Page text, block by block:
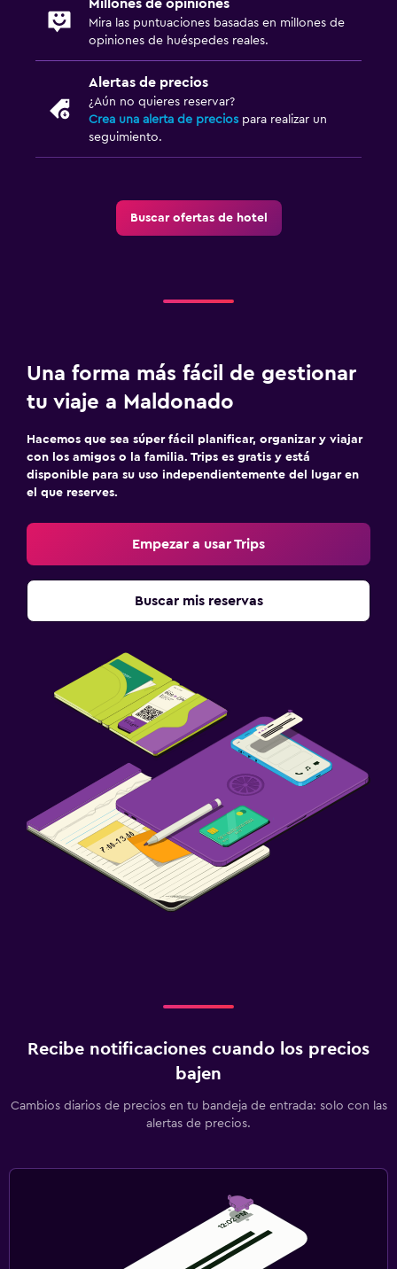
Millones de opiniones
Mira las puntuaciones basadas en millones de
opiniones de huéspedes reales.
Alertas de precios
¿Aún no quieres reservar?
Crea una alerta de precios para realizar un
seguimiento.
Buscar ofertas de hotel
Una forma más fácil de gestionar
tu viaje a Maldonado
Hacemos que sea súper fácil planificar, organizar y viajar
con los amigos o la familia. Trips es gratis y está
disponible para su uso independientemente del lugar en
el que reserves.
Empezar a usar Trips
Buscar mis reservas
Recibe notificaciones cuando los precios
bajen
Cambios diarios de precios en tu bandeja de entrada: solo con las
alertas de precios.